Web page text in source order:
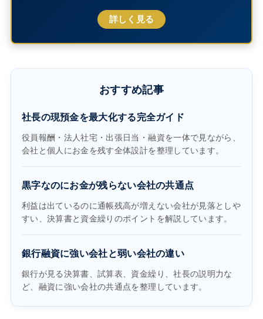
詳しく見る
おすすめ記事
社長の現預金を最大化する完全ガイド
役員報酬・法人社宅・出張日当・融資を一体で見ながら、
会社と個人にお金を残す全体設計を整理しています。
黒字なのにお金が残らない会社の共通点
利益は出ているのに通帳残高が増えない会社が見落としや
すい、決算書と資金繰りのポイントを解説しています。
銀行融資に強い会社と弱い会社の違い
銀行が見る決算書、試算表、資金繰り、社長の説明力な
ど、融資に強い会社の共通点を整理しています。